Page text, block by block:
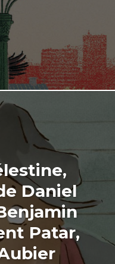
Daniel
Patar,